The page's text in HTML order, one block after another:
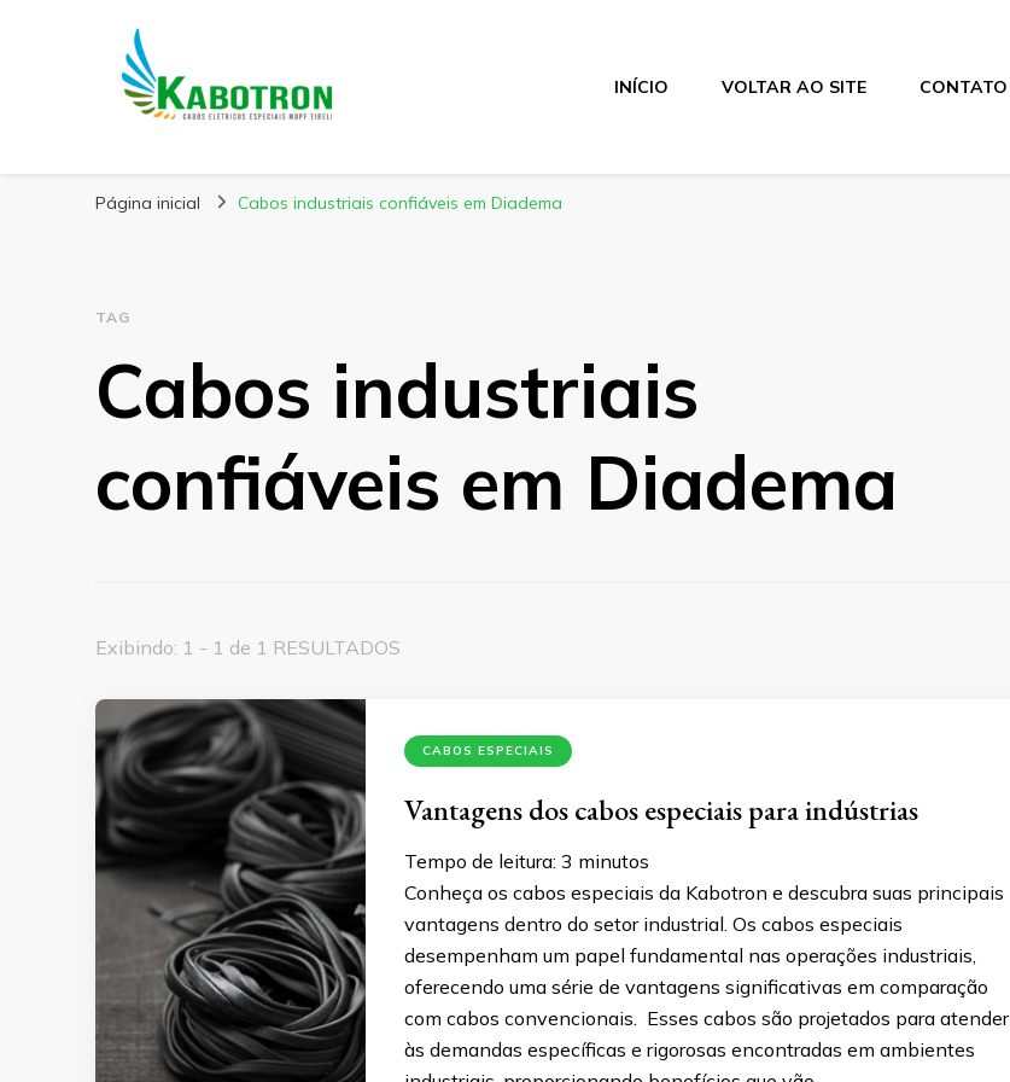
Kabotron
INÍCIO VOLTAR AO SITE CONTATO
Página inicial Cabos industriais confiáveis em Diadema
TAG
Cabos industriais
confiáveis em Diadema
Exibindo: 1 - 1 de 1 RESULTADOS
CABOS ESPECIAIS
Vantagens dos cabos especiais para indústrias
Tempo de leitura: 3 minutos
Conheça os cabos especiais da Kabotron e descubra suas principais
vantagens dentro do setor industrial. Os cabos especiais
desempenham um papel fundamental nas operações industriais,
oferecendo uma série de vantagens significativas em comparação
com cabos convencionais. Esses cabos são projetados para atender
às demandas específicas e rigorosas encontradas em ambientes